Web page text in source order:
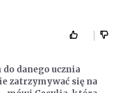
do danego ucznia
zatrzymywać się na